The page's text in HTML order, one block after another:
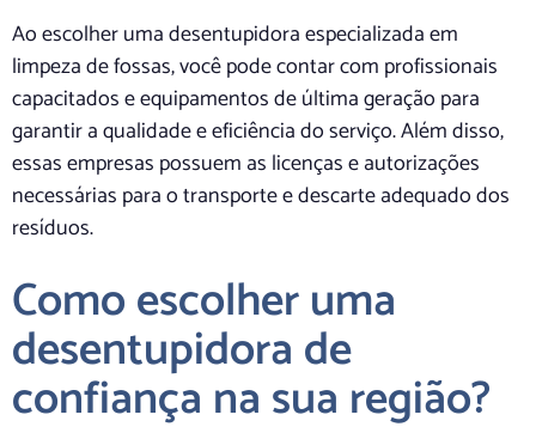
Ao escolher uma desentupidora especializada em
limpeza de fossas, você pode contar com profissionais
capacitados e equipamentos de última geração para
garantir a qualidade e eficiência do serviço. Além disso,
essas empresas possuem as licenças e autorizações
necessárias para o transporte e descarte adequado dos
resíduos.
Como escolher uma
desentupidora de
confiança na sua região?